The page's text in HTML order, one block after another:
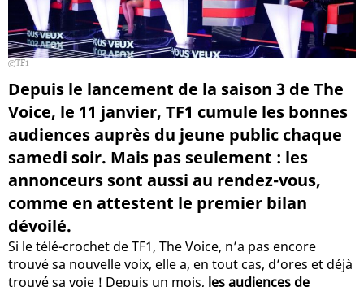
TF1
Depuis le lancement de la saison 3 de The
Voice, le 11 janvier, TF1 cumule les bonnes
audiences auprès du jeune public chaque
samedi soir. Mais pas seulement : les
annonceurs sont aussi au rendez-vous,
comme en attestent le premier bilan
dévoilé.
Si le télé-crochet de TF1, The Voice, n’a pas encore
trouvé sa nouvelle voix, elle a, en tout cas, d’ores et déjà
trouvé sa voie ! Depuis un mois, les audiences de